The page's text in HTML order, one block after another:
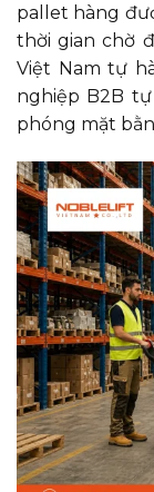
pallet hàng
thời gian chờ
Việt Nam tự
nghiệp B2B
phóng mặt